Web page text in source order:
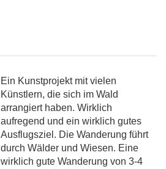
Ein Kunstprojekt mit vielen
Künstlern, die sich im Wald
arrangiert haben. Wirklich
aufregend und ein wirklich gutes
Ausflugsziel. Die Wanderung führt
durch Wälder und Wiesen. Eine
wirklich gute Wanderung von 3-4